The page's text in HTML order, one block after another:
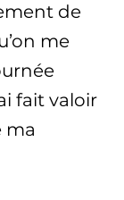
de
me
fait valoir
ma